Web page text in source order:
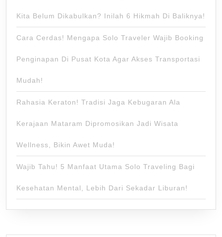
Kita Belum Dikabulkan? Inilah 6 Hikmah Di Baliknya!
Cara Cerdas! Mengapa Solo Traveler Wajib Booking
Penginapan Di Pusat Kota Agar Akses Transportasi
Mudah!
Rahasia Keraton! Tradisi Jaga Kebugaran Ala
Kerajaan Mataram Dipromosikan Jadi Wisata
Wellness, Bikin Awet Muda!
Wajib Tahu! 5 Manfaat Utama Solo Traveling Bagi
Kesehatan Mental, Lebih Dari Sekadar Liburan!